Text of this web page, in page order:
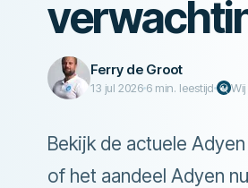
Ferry de Groot
13 jul 2026 6 min. leestijd
Bekijk de actuele
of het aandeel Adyen